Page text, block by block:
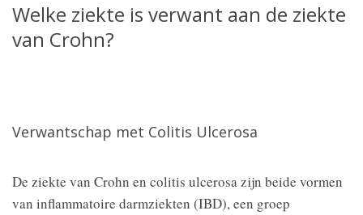
Welke ziekte is verwant aan de ziekte
van Crohn?
Verwantschap met Colitis Ulcerosa
De ziekte van Crohn en colitis ulcerosa zijn beide vormen
van inflammatoire darmziekten (IBD), een groep